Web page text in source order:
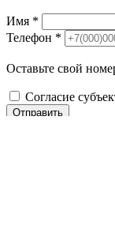
Имя *
Телефон *
Оставьте свой
Согласие
Отправить